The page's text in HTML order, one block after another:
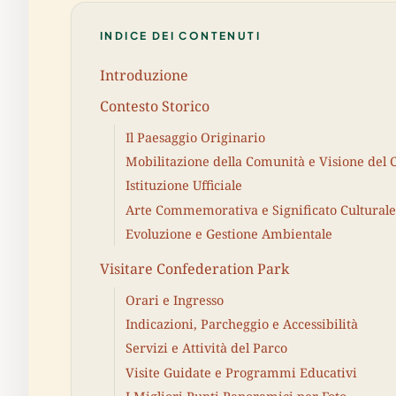
INDICE DEI CONTENUTI
Introduzione
Contesto Storico
Il Paesaggio Originario
Mobilitazione della Comunità e Visione del
Istituzione Ufficiale
Arte Commemorativa e Significato Culturale
Evoluzione e Gestione Ambientale
Visitare Confederation Park
Orari e Ingresso
Indicazioni, Parcheggio e Accessibilità
Servizi e Attività del Parco
Visite Guidate e Programmi Educativi